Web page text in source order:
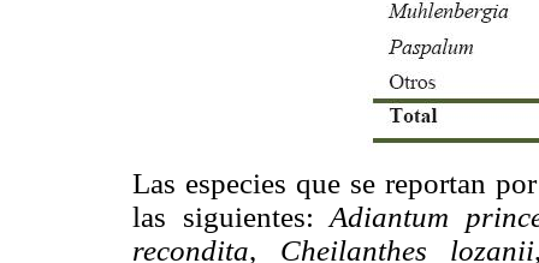
Las especies que se reportan
las siguientes:Adiantum
recondita, Cheilanthes lozanii